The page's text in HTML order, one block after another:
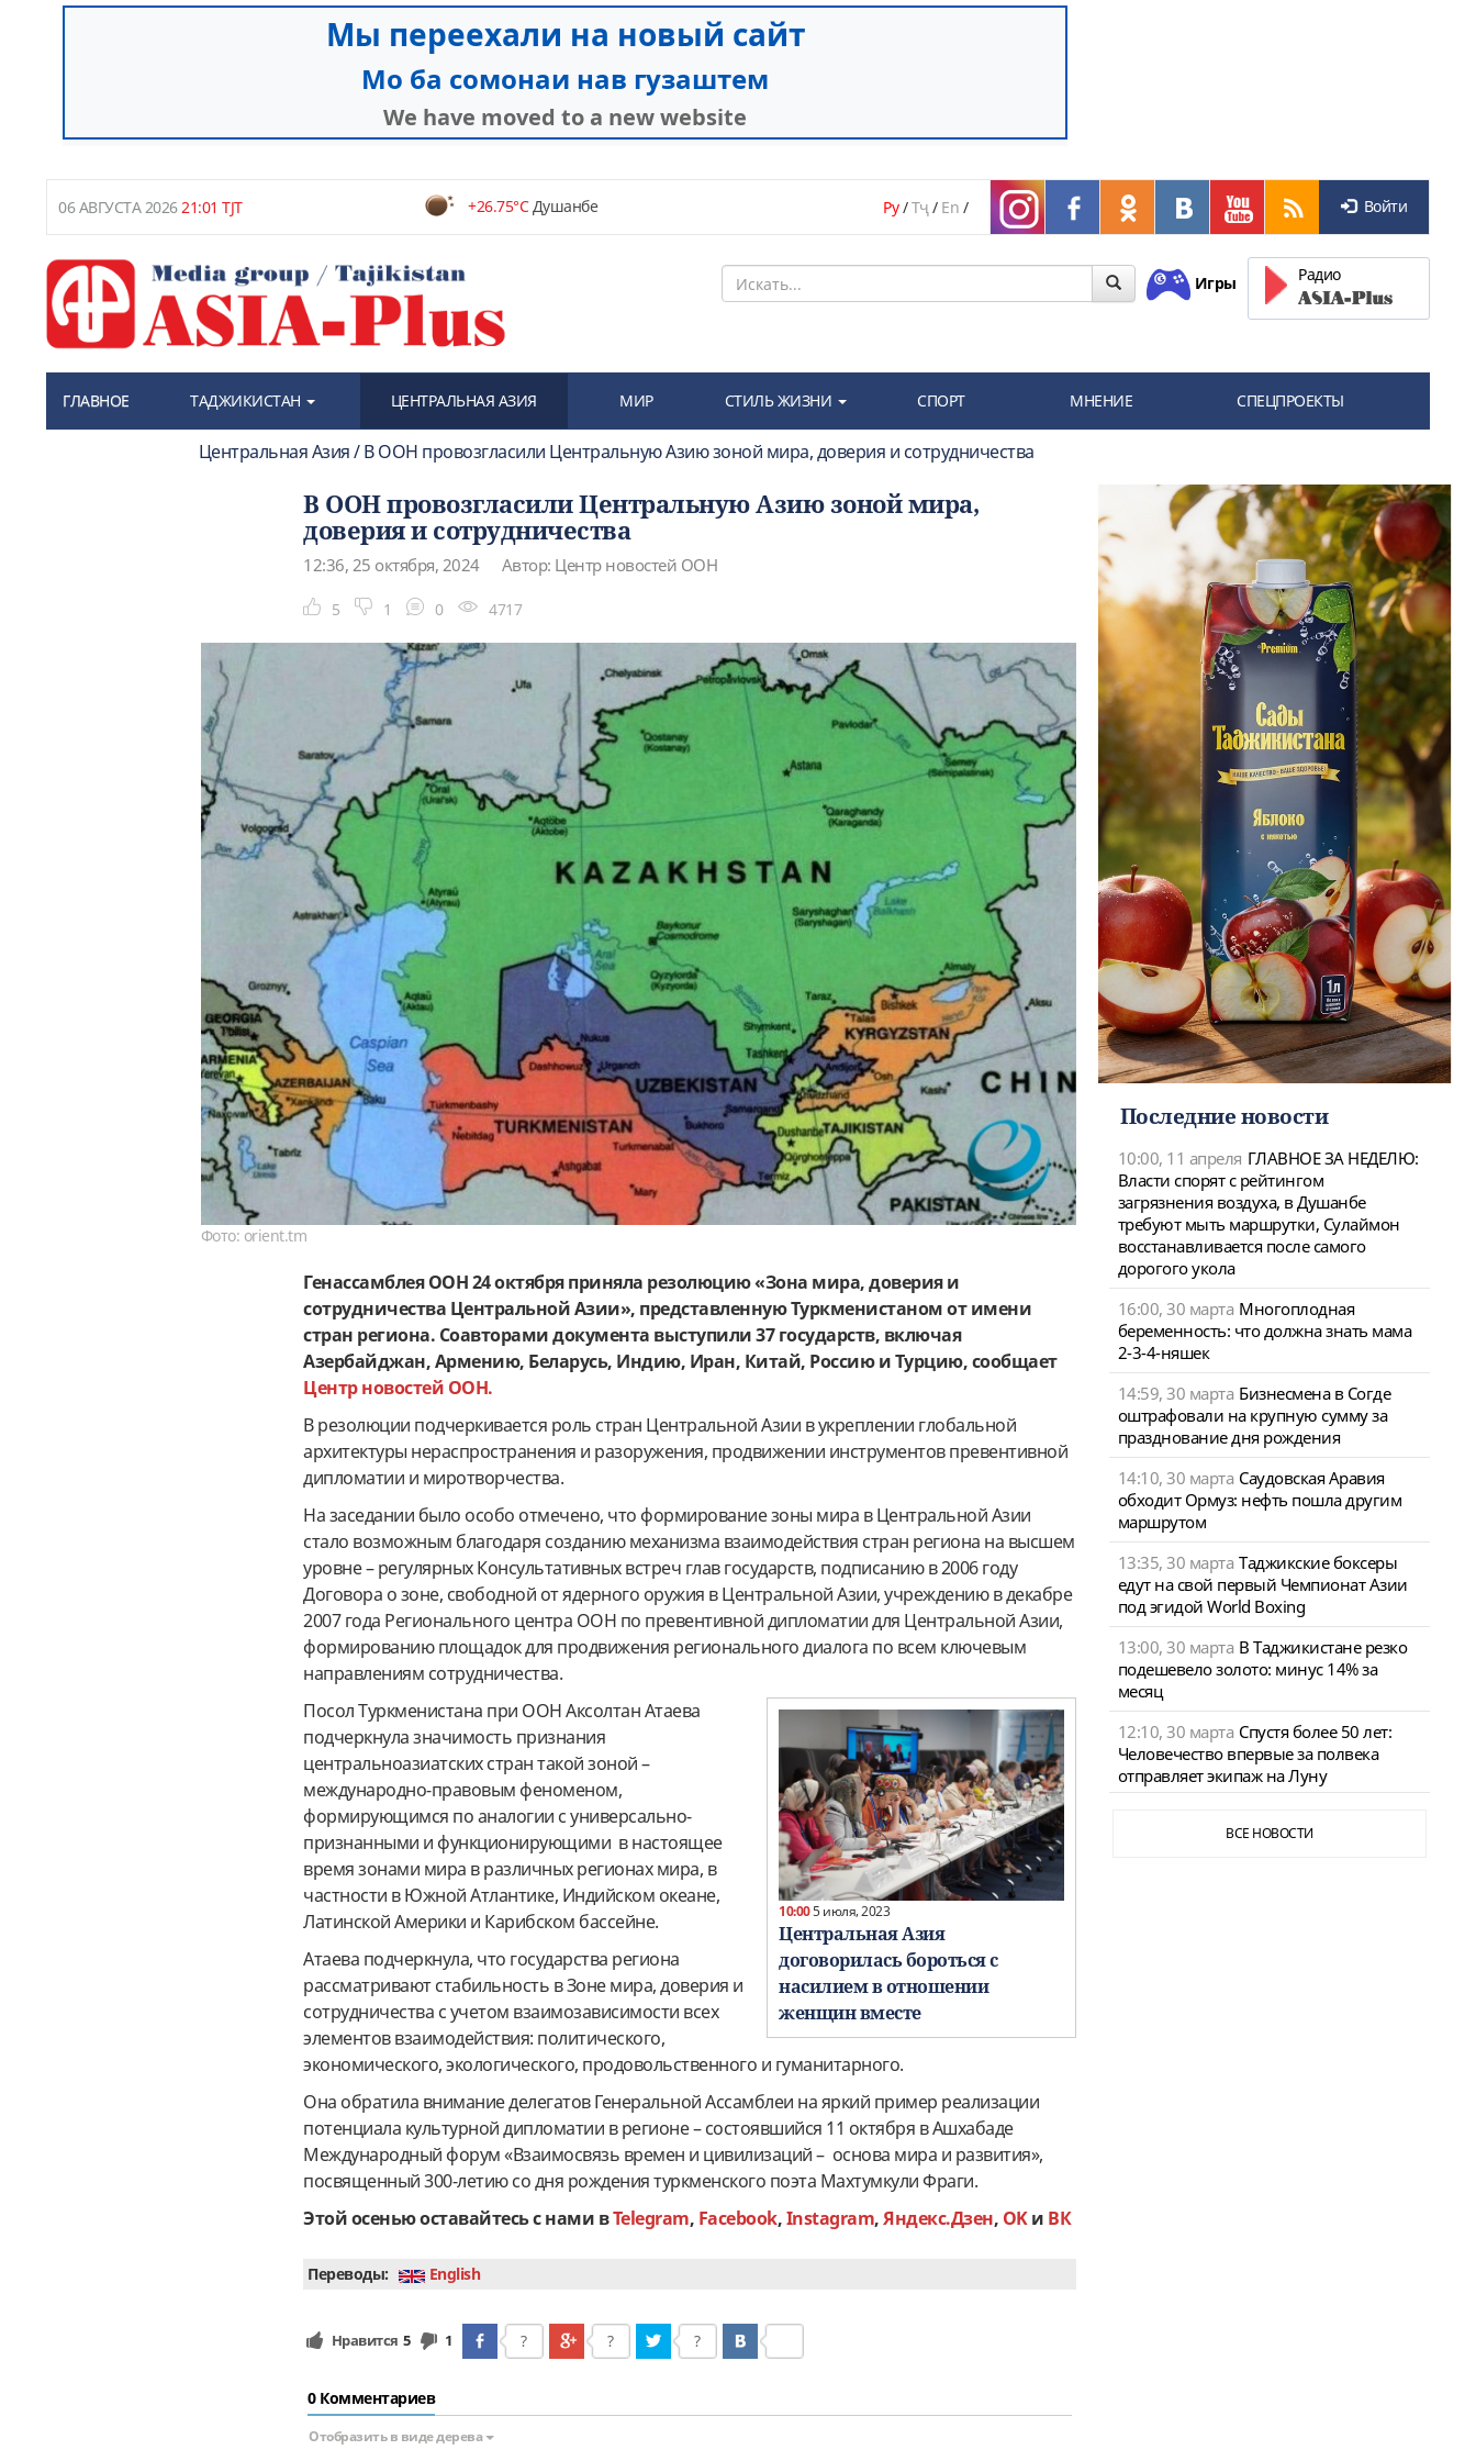
06 АВГУСТА 202621:01 TJT +26.75°CДушанбе Ру/Тҷ/ En / Войти
Игры Радио
ГЛАВНОЕ ТАДЖИКИСТАН ЦЕНТРАЛЬНАЯ АЗИЯ МИР СТИЛЬ ЖИЗНИ СПОРТ МНЕНИЕ СПЕЦПРОЕКТЫ
Центральная Азия / В ООН провозгласили Центральную Азию зоной мира, доверия и сотрудничества
В ООН провозгласили Центральную Азию зоной мира,
доверия и сотрудничества
12:36, 25 октября, 2024 Автор: Центр новостей ООН
5 1 0 4717
Фото: orient.tm
Генассамблея ООН 24 октября приняла резолюцию «Зона мира, доверия и
сотрудничества Центральной Азии», представленную Туркменистаном от имени
стран региона. Соавторами документа выступили 37 государств, включая
Азербайджан, Армению, Беларусь, Индию, Иран, Китай, Россию и Турцию, сообщает
Центр новостей ООН.
В резолюции подчеркивается роль стран Центральной Азии в укреплении глобальной
архитектуры нераспространения и разоружения, продвижении инструментов превентивной
дипломатии и миротворчества.
На заседании было особо отмечено, что формирование зоны мира в Центральной Азии
стало возможным благодаря созданию механизма взаимодействия стран региона на высшем
уровне – регулярных Консультативных встреч глав государств, подписанию в 2006 году
Договора о зоне, свободной от ядерного оружия в Центральной Азии, учреждению в декабре
2007 года Регионального центра ООН по превентивной дипломатии для Центральной Азии,
формированию площадок для продвижения регионального диалога по всем ключевым
направлениям сотрудничества.
10:005 июля, 2023
Центральная Азия
договорилась бороться с
насилием в отношении
женщин вместе
Посол Туркменистана при ООН Аксолтан Атаева
подчеркнула значимость признания
центральноазиатских стран такой зоной –
международно-правовым феноменом,
формирующимся по аналогии с универсально-
признанными и функционирующими в настоящее
время зонами мира в различных регионах мира, в
частности в Южной Атлантике, Индийском океане,
Латинской Америки и Карибском бассейне.
Атаева подчеркнула, что государства региона
рассматривают стабильность в Зоне мира, доверия и
сотрудничества с учетом взаимозависимости всех
элементов взаимодействия: политического,
экономического, экологического, продовольственного и гуманитарного.
Она обратила внимание делегатов Генеральной Ассамблеи на яркий пример реализации
потенциала культурной дипломатии в регионе – состоявшийся 11 октября в Ашхабаде
Международный форум «Взаимосвязь времен и цивилизаций – основа мира и развития»,
посвященный 300-летию со дня рождения туркменского поэта Махтумкули Фраги.
Этой осенью оставайтесь с нами вTelegram, Facebook,Instagram,Яндекс.Дзен, OKи ВК
Переводы: English
Нравится 5 1 ? ? ?
0 Комментариев
Отобразить в виде дерева
Последние новости
10:00, 11 апреля ГЛАВНОЕ ЗА НЕДЕЛЮ:
Власти спорят с рейтингом
загрязнения воздуха, в Душанбе
требуют мыть маршрутки, Сулаймон
восстанавливается после самого
дорогого укола
16:00, 30 марта Многоплодная
беременность: что должна знать мама
2-3-4-няшек
14:59, 30 марта Бизнесмена в Согде
оштрафовали на крупную сумму за
празднование дня рождения
14:10, 30 марта Саудовская Аравия
обходит Ормуз: нефть пошла другим
маршрутом
13:35, 30 марта Таджикские боксеры
едут на свой первый Чемпионат Азии
под эгидой World Boxing
13:00, 30 марта В Таджикистане резко
подешевело золото: минус 14% за
месяц
12:10, 30 марта Спустя более 50 лет:
Человечество впервые за полвека
отправляет экипаж на Луну
ВСЕ НОВОСТИ